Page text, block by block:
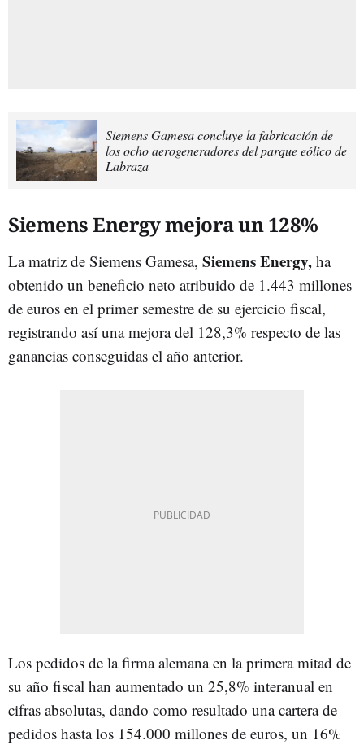
Siemens Gamesa concluye la fabricación de
los ocho aerogeneradores del parque eólico de
Labraza
Siemens Energy mejora un 128%
La matriz de Siemens Gamesa, Siemens Energy, ha
obtenido un beneficio neto atribuido de 1.443 millones
de euros en el primer semestre de su ejercicio fiscal,
registrando así una mejora del 128,3% respecto de las
ganancias conseguidas el año anterior.
Los pedidos de la firma alemana en la primera mitad de
su año fiscal han aumentado un 25,8% interanual en
cifras absolutas, dando como resultado una cartera de
pedidos hasta los 154.000 millones de euros, un 16%